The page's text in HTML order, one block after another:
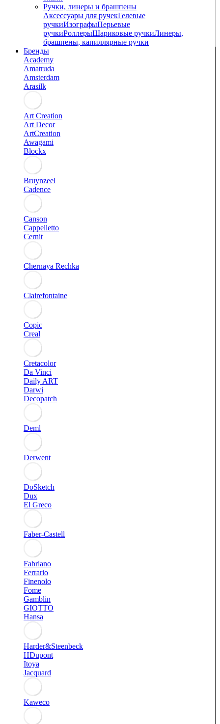
Ручки, линеры и брашпены
Аксессуары для ручекГелевые
ручкиИзографыПерьевые
ручкиРоллерыШариковые ручкиЛинеры,
брашпены, капиллярные ручки
Бренды
Academy
Amatruda
Amsterdam
Arasilk
Art Creation
Art Decor
ArtCreation
Awagami
Blockx
Bruynzeel
Cadence
Canson
Cappelletto
Cernit
Chernaya Rechka
Clairefontaine
Copic
Creal
Cretacolor
Da Vinci
Daily ART
Darwi
Decopatch
Deml
Derwent
DoSketch
Dux
El Greco
Faber-Castell
Fabriano
Ferrario
Finenolo
Fome
Gamblin
GIOTTO
Hansa
Harder&Steenbeck
HDupont
Itoya
Jacquard
Kaweco